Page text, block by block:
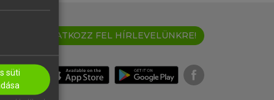
IRATKOZZ FEL HÍRLEVELÜNKRE!
süti